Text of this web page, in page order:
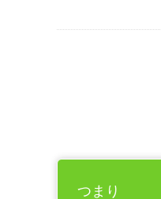
つまり